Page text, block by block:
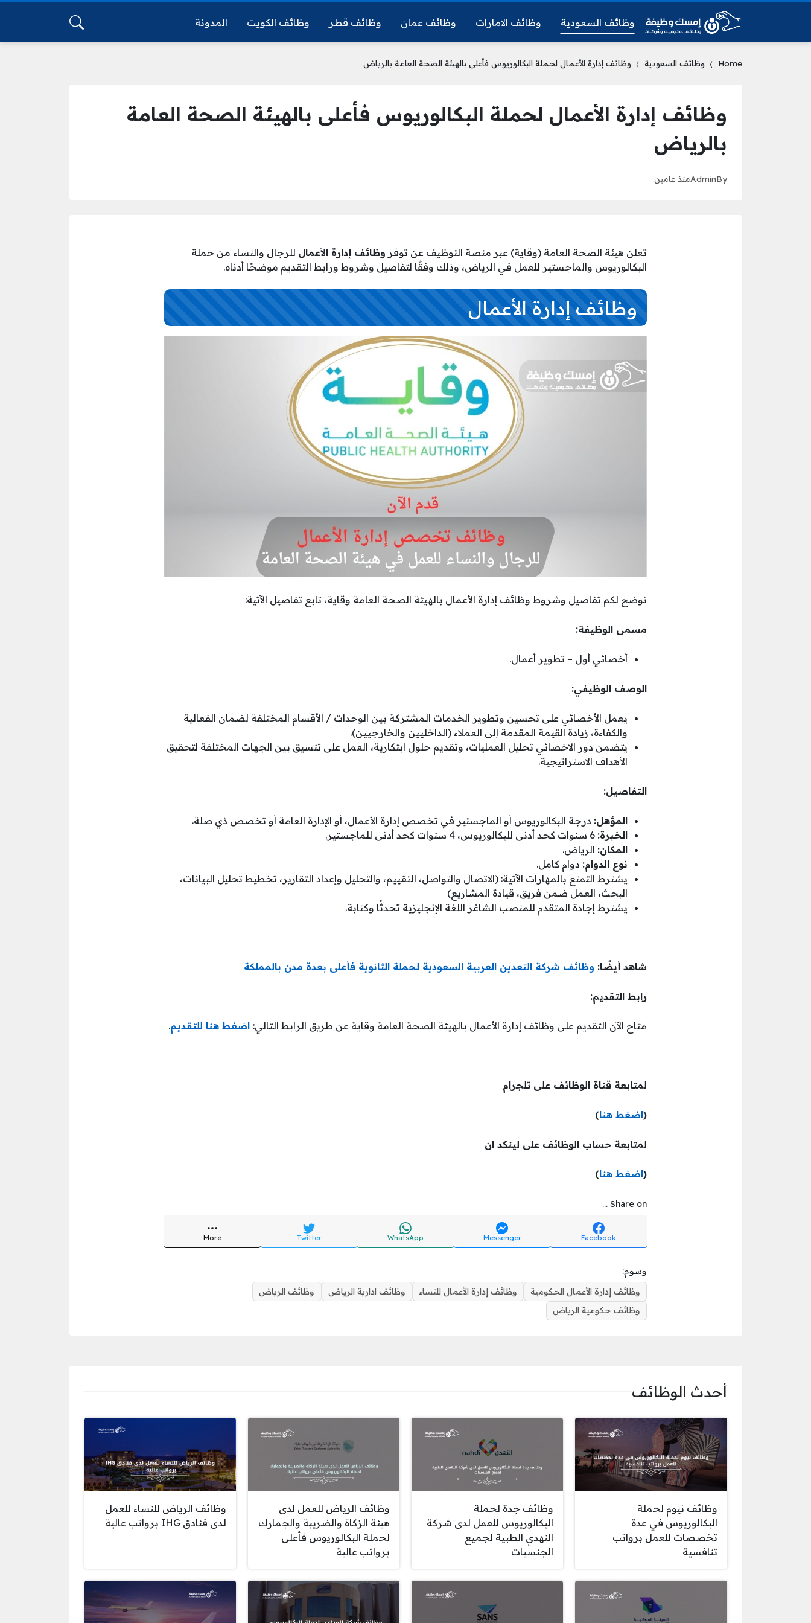
وظائف السعودية وظائف الامارات وظائف عمان وظائف قطر وظائف الكويت المدونة
Home وظائف السعودية وظائف إدارة الأعمال لحملة البكالوريوس فأعلى بالهيئة الصحة العامة بالرياض
وظائف إدارة الأعمال لحملة البكالوريوس فأعلى بالهيئة الصحة العامة
بالرياض
By
Adminمنذ عامين
تعلن هيئة الصحة العامة (وقاية) عبر منصة التوظيف عن توفر وظائف إدارة الأعمال للرجال والنساء من حملة
البكالوريوس والماجستير للعمل في الرياض، وذلك وفقًا لتفاصيل وشروط ورابط التقديم موضحًا أدناه.
وظائف إدارة الأعمال
نوضح لكم تفاصيل وشروط وظائف إدارة الأعمال بالهيئة الصحة العامة وقاية، تابع تفاصيل الآتية:
مسمى الوظيفة:
أخصائي أول – تطوير أعمال.
الوصف الوظيفي:
يعمل الأخصائي على تحسين وتطوير الخدمات المشتركة بين الوحدات / الأقسام المختلفة لضمان الفعالية
والكفاءة، زيادة القيمة المقدمة إلى العملاء (الداخليين والخارجيين).
يتضمن دور الاخصائي تحليل العمليات، وتقديم حلول ابتكارية، العمل على تنسيق بين الجهات المختلفة لتحقيق
الأهداف الاستراتيجية.
التفاصيل:
المؤهل: درجة البكالوريوس أو الماجستير في تخصص إدارة الأعمال، أو الإدارة العامة أو تخصص ذي صلة.
الخبرة:
المكان: الرياض.
نوع الدوام: دوام كامل.
يشترط التمتع بالمهارات الآتية: (الاتصال والتواصل، التقييم، والتحليل وإعداد التقارير، تخطيط تحليل البيانات،
البحث، العمل ضمن فريق، قيادة المشاريع)
يشترط إجادة المتقدم للمنصب الشاغر اللغة الإنجليزية تحدثًا وكتابة.
شاهد أيضًا: وظائف شركة التعدين العربية السعودية لحملة الثانوية فأعلى بعدة مدن بالمملكة
رابط التقديم:
متاح الآن التقديم على وظائف إدارة الأعمال بالهيئة الصحة العامة وقاية عن طريق الرابط التالي: اضغط هنا للتقديم.
لمتابعة قناة الوظائف على تلجرام
(اضغط هنا)
لمتابعة حساب الوظائف على لينكد ان
(اضغط هنا)
Share on ...
Facebook
Messenger
WhatsApp
Twitter
More
وسوم:
وظائف إدارة الأعمال الحكومية
وظائف إدارة الأعمال للنساء وظائف ادارية الرياض
وظائف الرياض
وظائف حكومية الرياض
أحدث الوظائف
وظائف نيوم لحملة
البكالوريوس في عدة
تخصصات للعمل برواتب
تنافسية
وظائف جدة لحملة
البكالوريوس للعمل لدى شركة
النهدي الطبية لجميع
الجنسيات
وظائف الرياض للعمل لدى
هيئة الزكاة والضريبة والجمارك
لحملة البكالوريوس فأعلى
برواتب عالية
وظائف الرياض للنساء للعمل
لدى فنادق IHG برواتب عالية